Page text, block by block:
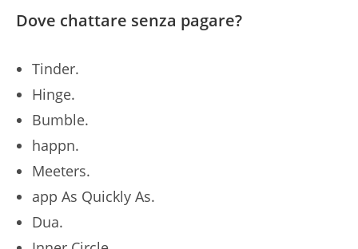
Dove chattare senza pagare?
Tinder.
Hinge.
Bumble.
happn.
Meeters.
app As Quickly As.
Dua.